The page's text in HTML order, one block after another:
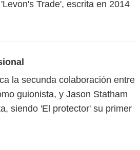
Trade', escrita en 2014
la secunda colaboración entre
guionista, y Jason Statham
siendo 'El protector' su primer